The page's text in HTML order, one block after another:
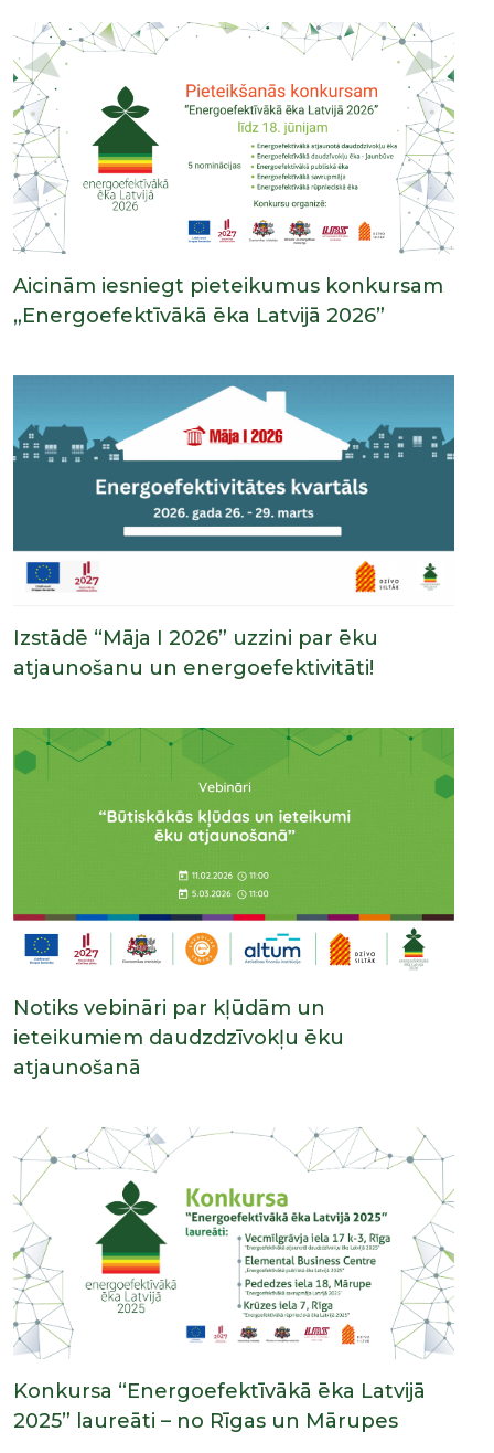
Aicinām iesniegt pieteikumus konkursam
„Energoefektīvākā ēka Latvijā 2026”
Izstādē “Māja I 2026” uzzini par ēku
atjaunošanu un energoefektivitāti!
Notiks vebināri par kļūdām un
ieteikumiem daudzdzīvokļu ēku
atjaunošanā
Konkursa “Energoefektīvākā ēka Latvijā
2025” laureāti – no Rīgas un Mārupes